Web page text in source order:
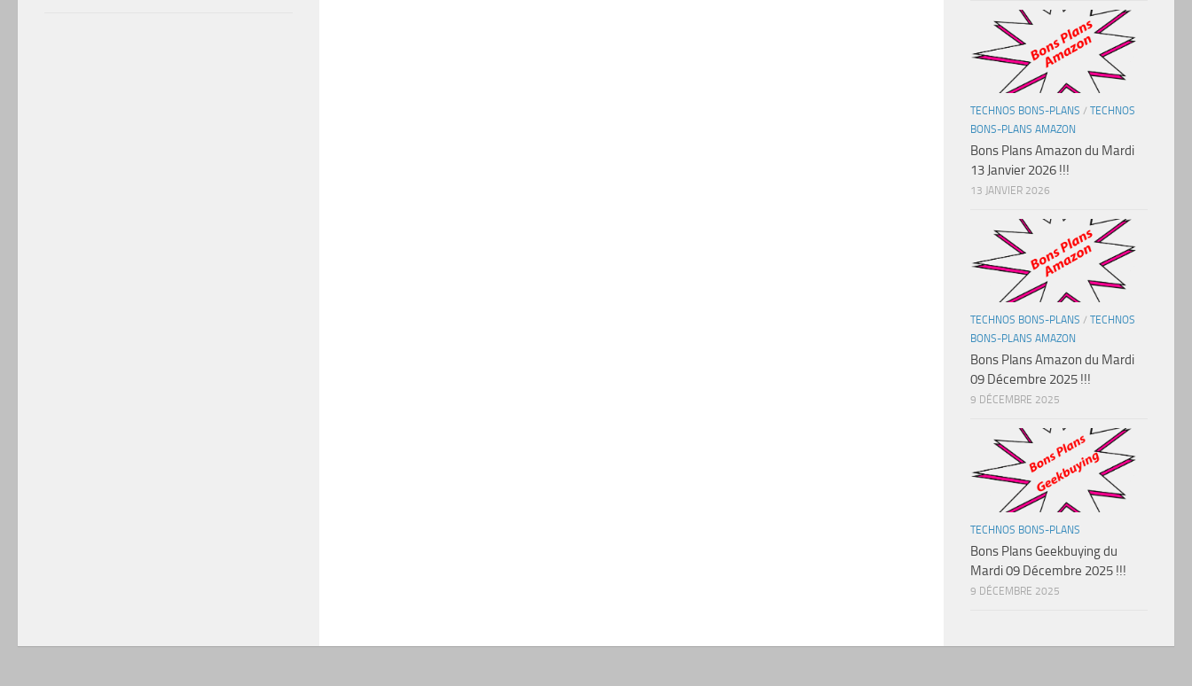
TECHNOS BONS-PLANS / TECHNOS
BONS-PLANS AMAZON
Bons Plans Amazon du Mardi
13 Janvier 2026 !!!
13 JANVIER 2026
TECHNOS BONS-PLANS / TECHNOS
BONS-PLANS AMAZON
Bons Plans Amazon du Mardi
09 Décembre 2025 !!!
9 DÉCEMBRE 2025
TECHNOS BONS-PLANS
Bons Plans Geekbuying du
Mardi 09 Décembre 2025 !!!
9 DÉCEMBRE 2025